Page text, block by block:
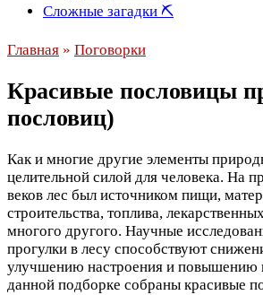
Сложные загадки ⛏
Главная » Поговорки
Красивые пословицы
пословиц)
Как и многие другие элементы
целительной силой для человека. На
веков лес был источником пищи,
строительства, топлива,
многого другого. Научные
прогулки в лесу способствуют
улучшению настроения и повышению
данной подборке собраны красивые